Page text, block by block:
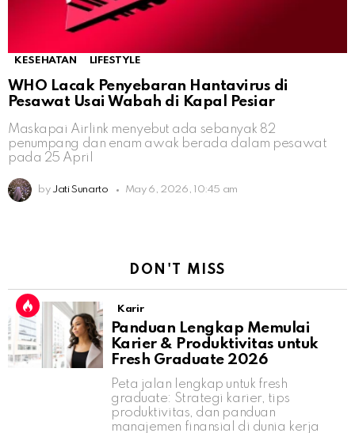
KESEHATAN LIFESTYLE
WHO Lacak Penyebaran Hantavirus di
Pesawat Usai Wabah di Kapal Pesiar
Maskapai Airlink menyebut ada sebanyak 82
penumpang dan enam awak berada dalam pesawat
pada 25 April
by Jati Sunarto May 6, 2026, 10:45 am
DON'T MISS
Karir
Panduan Lengkap Memulai
Karier & Produktivitas untuk
Fresh Graduate 2026
Peta jalan lengkap untuk fresh
graduate: Strategi karier, tips
produktivitas, dan panduan
manajemen finansial di dunia kerja